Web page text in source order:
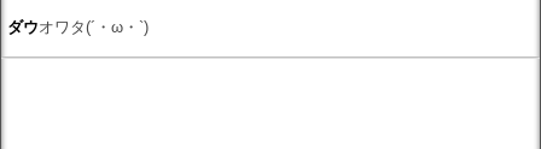
ダウオワタ(´・ω・`)